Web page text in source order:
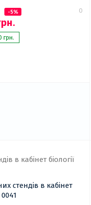
-5%
грн.
0
стендів в кабінет